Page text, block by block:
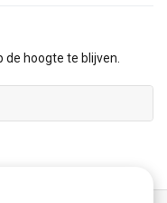
hoogte te blijven.